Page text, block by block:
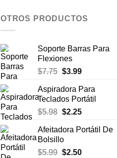
OTROS PRODUCTOS
Soporte Barras Para
Flexiones
$7.75 El
original
era:
$7.75.
$3.99El
actual
es:
$3.99.
Aspiradora Para
Teclados Portátil
$5.98 El
original
era:
$5.98.
$2.25El
actual
$2.25.
Afeitadora Portátil De
Bolsillo
$5.99 El
$2.50El